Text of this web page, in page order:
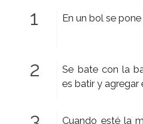
En un bol se
Se bate con la
es batir y agregar
Cuando esté la